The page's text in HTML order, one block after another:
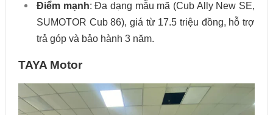
Điểm mạnh: Đa dạng mẫu mã (Cub Ally New SE,
SUMOTOR Cub 86), giá từ 17.5 triệu đồng, hỗ trợ
trả góp và bảo hành 3 năm.
TAYA Motor